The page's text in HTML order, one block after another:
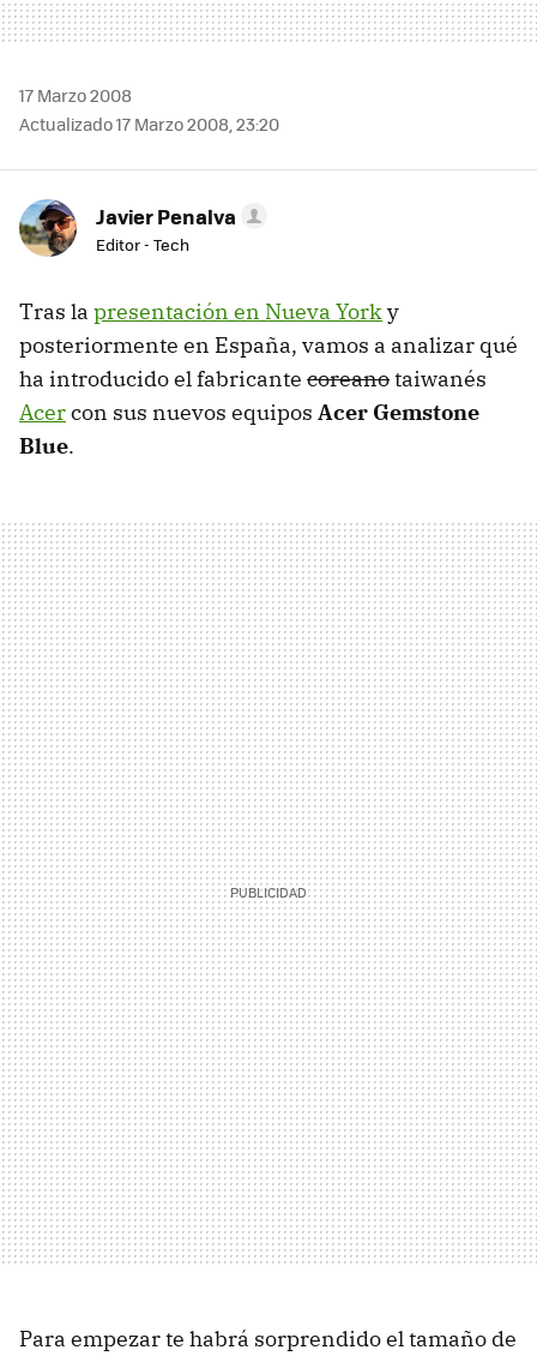
17 Marzo 2008
Actualizado 17 Marzo 2008, 23:20
Javier Penalva
Editor - Tech
Tras la presentación en Nueva York y
posteriormente en España, vamos a analizar qué
ha introducido el fabricante coreanotaiwanés
Acercon sus nuevos equipos Acer Gemstone
Blue.
Para empezar te habrá sorprendido el tamaño de